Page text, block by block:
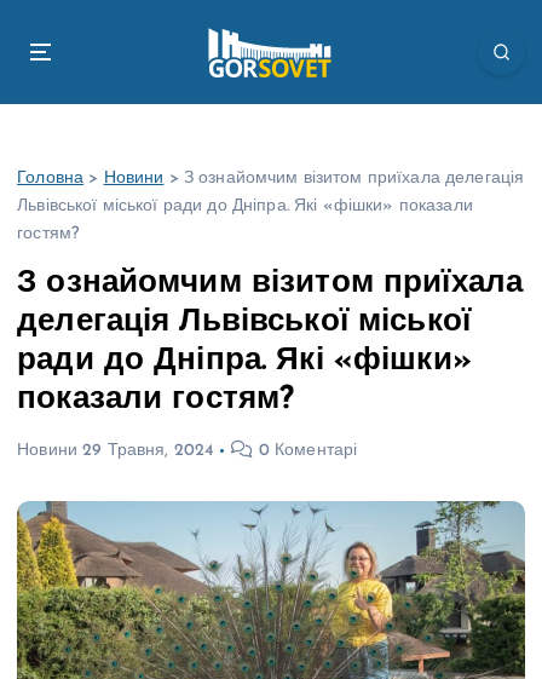
Головна > Новини > З ознайомчим візитом приїхала делегація
Львівської міської ради до Дніпра. Які «фішки» показали
гостям?
З ознайомчим візитом приїхала
делегація Львівської міської
ради до Дніпра. Які «фішки»
показали гостям?
Новини 29 Травня, 2024 0 Коментарі